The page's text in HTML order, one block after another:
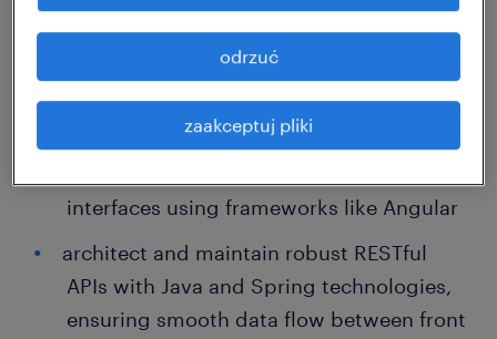
opportunities, and a flexible hybrid work
model in major Polish cities await you.
interfaces using frameworks like Angular
architect and maintain robust RESTful
APIs with Java and Spring technologies,
ensuring smooth data flow between front
zaakceptuj pliki
odrzuć